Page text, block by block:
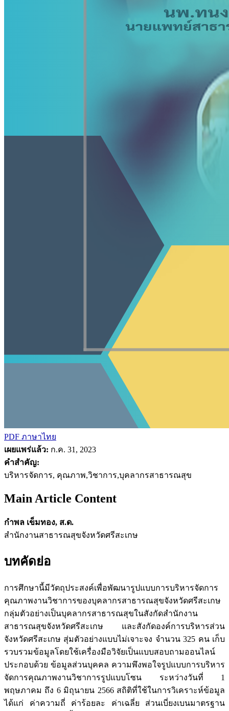
PDF ภาษาไทย
เผยแพร่แล้ว: ก.ค. 31, 2023
คำสำคัญ:
บริหารจัดการ, คุณภาพ,วิชาการ,บุคลากรสาธารณสุข
Main Article Content
กำพล เข็มทอง, ส.ด.
สำนักงานสาธารณสุขจังหวัดศรีสะเกษ
บทคัดย่อ
การศึกษานี้มีวัตถุประสงค์เพื่อพัฒนารูปแบบการบริหารจัดการ
คุณภาพงานวิชาการของบุคลากรสาธารณสุขจังหวัดศรีสะเกษ
กลุ่มตัวอย่างเป็นบุคลากรสาธารณสุขในสังกัดสำนักงาน
สาธารณสุขจังหวัดศรีสะเกษ และสังกัดองค์การบริหารส่วน
จังหวัดศรีสะเกษ สุ่มตัวอย่างแบบไม่เจาะจง จำนวน 325 คน เก็บ
รวบรวมข้อมูลโดยใช้เครื่องมือวิจัยเป็นแบบสอบถามออนไลน์
ประกอบด้วย ข้อมูลส่วนบุคคล ความพึงพอใจรูปแบบการบริหาร
จัดการคุณภาพงานวิชาการรูปแบบโซน ระหว่างวันที่ 1
พฤษภาคม ถึง 6 มิถุนายน 2566 สถิติที่ใช้ในการวิเคราะห์ข้อมูล
ได้แก่ ค่าความถี่ ค่าร้อยละ ค่าเฉลี่ย ส่วนเบี่ยงเบนมาตรฐาน